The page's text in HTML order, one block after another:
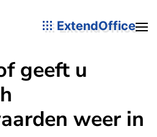
ExtendOffice
geeft u
weer in